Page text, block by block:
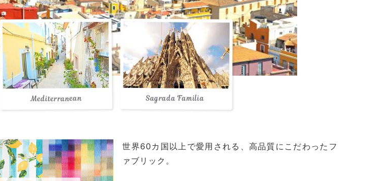
世界60カ国以上で愛用される、高品質にこだわったフ
ァブリック。